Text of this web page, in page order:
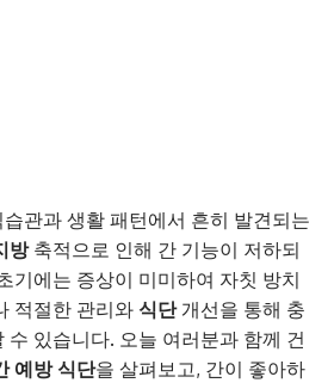
관과 생활 패턴에서 흔히 발견되는
방축적으로 인해 간 기능이 저하되
기에는 증상이 미미하여 자칫 방치
적절한 관리와 식단개선을 통해 충
수 있습니다. 오늘 여러분과 함께 건
예방 식단을 살펴보고, 간이 좋아하